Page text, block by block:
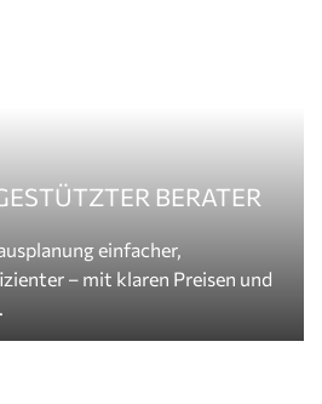
BERATER
einfacher,
– mit klaren Preisen und